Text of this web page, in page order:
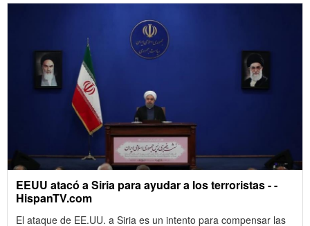
EEUU atacó a Siria para ayudar a los terroristas - -
HispanTV.com
El ataque de EE.UU. a Siria es un intento para compensar las